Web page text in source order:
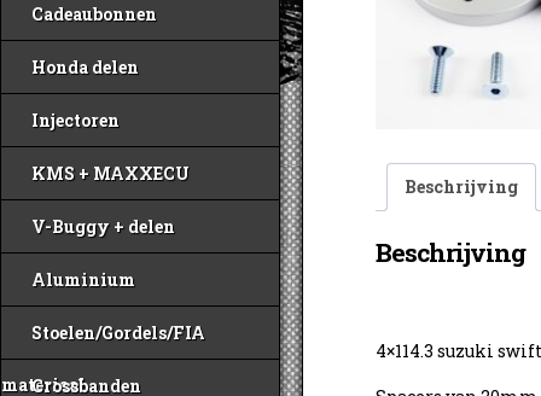
Cadeaubonnen
Honda delen
Injectoren
KMS + MAXXECU
V-Buggy + delen
Aluminium
Stoelen/Gordels/FIA
materiaal
Crossbanden
Beschrijving
Beschrijving
4×114.3 suzuki swift